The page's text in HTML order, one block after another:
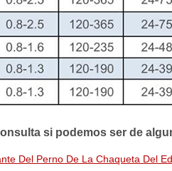
si podemos ser de
Del Perno De La Chaqueta Del